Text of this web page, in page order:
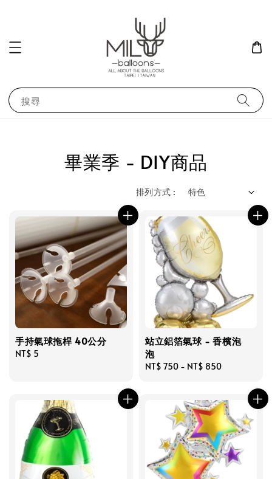
搜尋
畢業季 - DIY商品
排列方式 :
手持氣球拖桿 40公分
Regular
NT$ 5
站立鋁箔氣球 - 香檳泡
泡
Regular
NT$ 750 - NT$ 850